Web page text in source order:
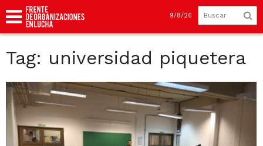
9/8/26
Tag: universidad piquetera